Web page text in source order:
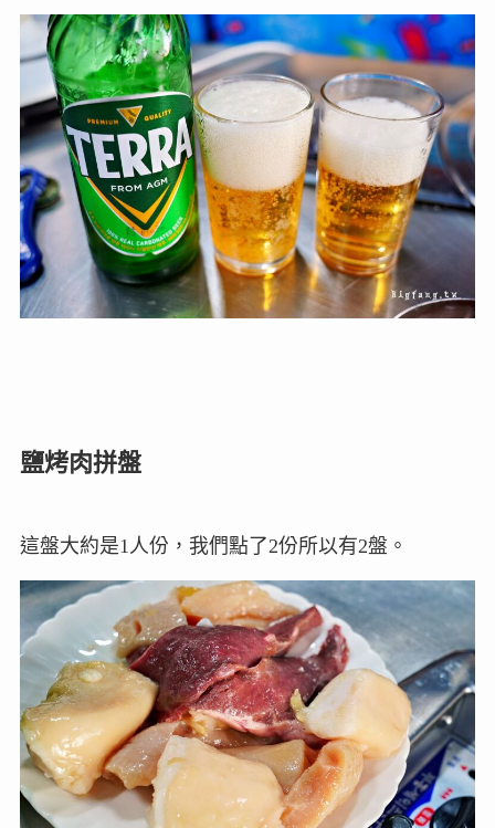
鹽烤肉拼盤
這盤大約是1人份，我們點了2份所以有2盤。